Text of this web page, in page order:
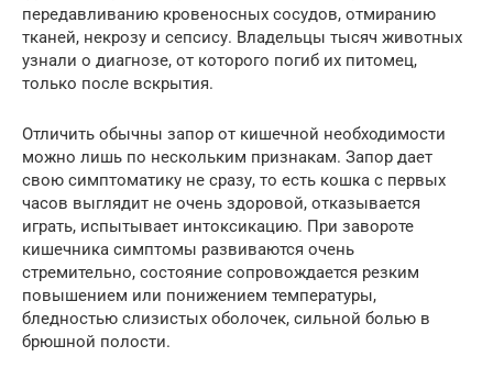
передавливанию кровеносных сосудов, отмиранию
тканей, некрозу и сепсису. Владельцы тысяч животных
узнали о диагнозе, от которого погиб их питомец,
только после вскрытия.
Отличить обычны запор от кишечной необходимости
можно лишь по нескольким признакам. Запор дает
свою симптоматику не сразу, то есть кошка с первых
часов выглядит не очень здоровой, отказывается
играть, испытывает интоксикацию. При завороте
кишечника симптомы развиваются очень
стремительно, состояние сопровождается резким
повышением или понижением температуры,
бледностью слизистых оболочек, сильной болью в
брюшной полости.